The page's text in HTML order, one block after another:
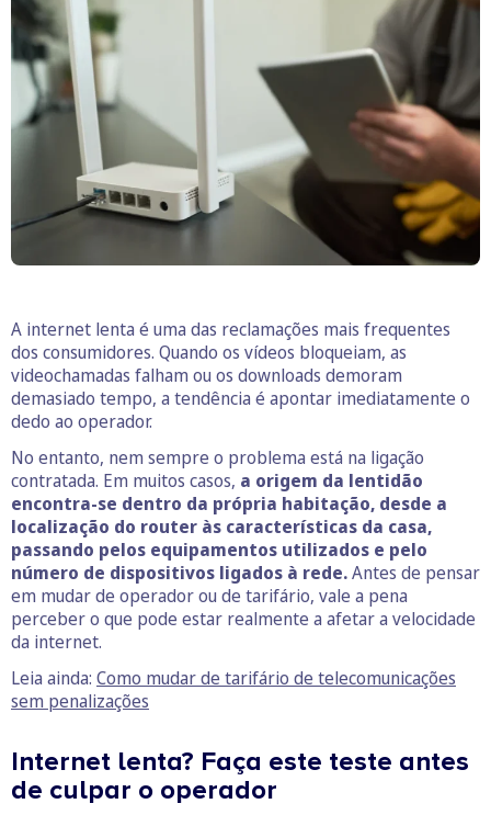
A internet lenta é uma das reclamações mais frequentes
dos consumidores. Quando os vídeos bloqueiam, as
videochamadas falham ou os downloads demoram
demasiado tempo, a tendência é apontar imediatamente o
dedo ao operador.
No entanto, nem sempre o problema está na ligação
contratada. Em muitos casos, a origem da lentidão
encontra-se dentro da própria habitação, desde a
localização do router às características da casa,
passando pelos equipamentos utilizados e pelo
número de dispositivos ligados à rede.Antes de pensar
em mudar de operador ou de tarifário, vale a pena
perceber o que pode estar realmente a afetar a velocidade
da internet.
Leia ainda: Como mudar de tarifário de telecomunicações
sem penalizações
Internet lenta? Faça este teste antes
de culpar o operador